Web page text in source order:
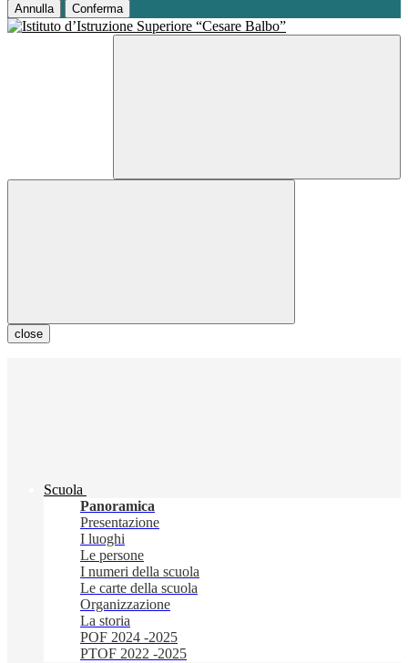
Annulla Conferma
close
Scuola
Panoramica
Presentazione
I luoghi
Le persone
I numeri della scuola
Le carte della scuola
Organizzazione
La storia
POF 2024 -2025
PTOF 2022 -2025